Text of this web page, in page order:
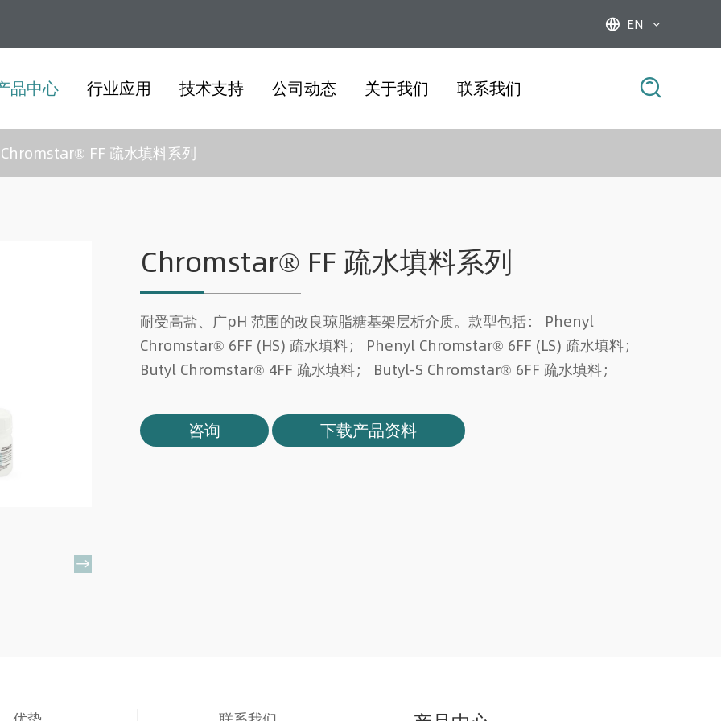
 EN 
品中心 行业应用 技术支持 公司动态 关于我们 联系我们 
Chromstar® FF 疏水填料系列

Chromstar® FF 疏水填料系列
耐受高盐、广pH 范围的改良琼脂糖基架层析介质。款型包括： Phenyl
Chromstar® 6FF (HS) 疏水填料； Phenyl Chromstar® 6FF (LS) 疏水填料；
Butyl Chromstar® 4FF 疏水填料； Butyl-S Chromstar® 6FF 疏水填料；
咨询 下载产品资料